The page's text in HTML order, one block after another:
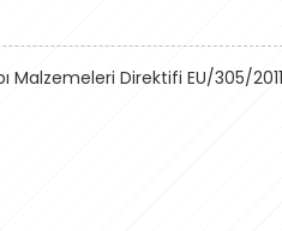
Malzemeleri Direktifi EU/305/2011